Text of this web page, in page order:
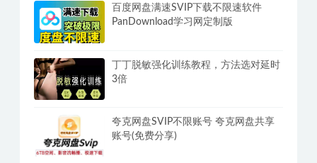
百度网盘满速SVIP下载不限速软件
PanDownload学习网定制版
丁丁脱敏强化训练教程，方法选对延时
3倍
夸克网盘SVIP不限账号 夸克网盘共享
账号(免费分享)